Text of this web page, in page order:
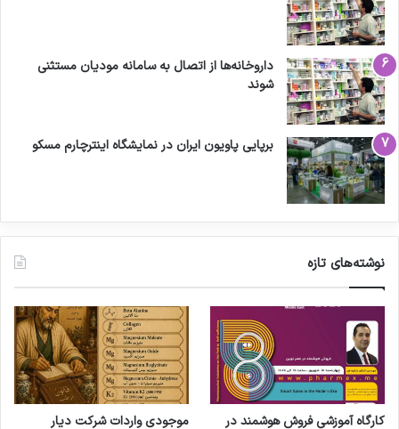
داروخانه‌ها از اتصال به سامانه مودیان مستثنی
شوند
برپایی پاویون ایران در نمایشگاه اینترچارم مسکو
نوشته‌های تازه
کارگاه آموزشی فروش هوشمند در
موجودی واردات شرکت دیار